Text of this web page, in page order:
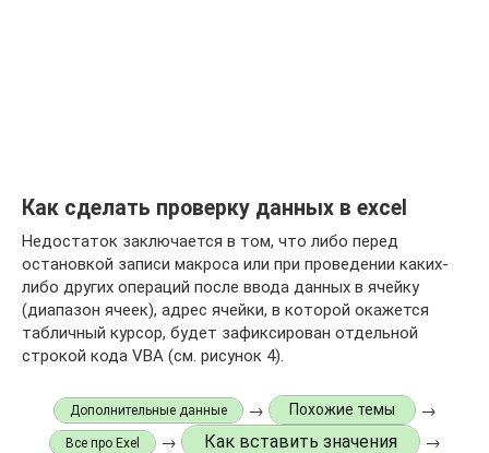
Как сделать проверку данных в excel
Недостаток заключается в том, что либо перед
остановкой записи макроса или при проведении каких-
либо других операций после ввода данных в ячейку
(диапазон ячеек), адрес ячейки, в которой окажется
табличный курсор, будет зафиксирован отдельной
строкой кода VBA (см. рисунок 4).
Дополнительные данные → Похожие темы →
Все про Exel → Как вставить значения →